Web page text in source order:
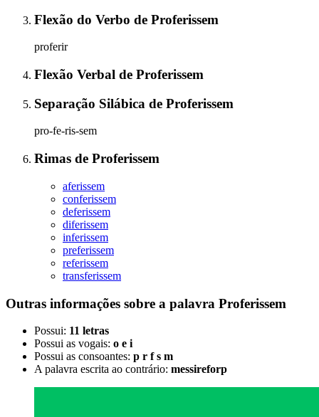
Flexão do Verbo de Proferissem
proferir
Flexão Verbal de Proferissem
Separação Silábica de Proferissem
pro-fe-ris-sem
Rimas de Proferissem
aferissem
conferissem
deferissem
diferissem
inferissem
preferissem
referissem
transferissem
Outras informações sobre a palavra Proferissem
Possui: 11 letras
Possui as vogais: o e i
Possui as consoantes: p r f s m
A palavra escrita ao contrário: messireforp